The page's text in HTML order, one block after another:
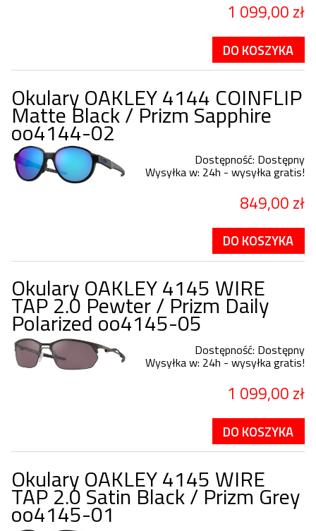
1 099,00 zł
DO KOSZYKA
Okulary OAKLEY 4144 COINFLIP
Matte Black / Prizm Sapphire
oo4144-02
Dostępność: Dostępny
Wysyłka w: 24h - wysyłka gratis!
849,00 zł
DO KOSZYKA
Okulary OAKLEY 4145 WIRE
TAP 2.0 Pewter / Prizm Daily
Polarized oo4145-05
Dostępność: Dostępny
Wysyłka w: 24h - wysyłka gratis!
1 099,00 zł
DO KOSZYKA
Okulary OAKLEY 4145 WIRE
TAP 2.0 Satin Black / Prizm Grey
oo4145-01